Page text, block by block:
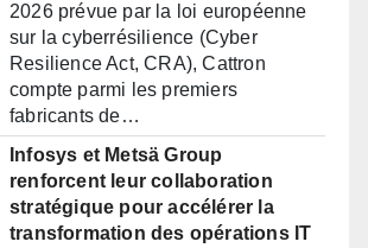
2026 prévue par la loi européenne
sur la cyberrésilience (Cyber
Resilience Act, CRA), Cattron
compte parmi les premiers
fabricants de…
Infosys et Metsä Group
renforcent leur collaboration
stratégique pour accélérer la
transformation des opérations IT